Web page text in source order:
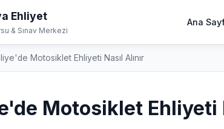
Ehliyet
& Sınav Merkezi
Ana
Motosiklet Ehliyeti Nasıl Alınır
Motosiklet Ehliyeti